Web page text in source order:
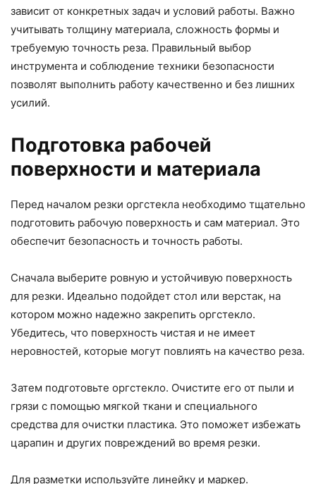
зависит от конкретных задач и условий работы. Важно
учитывать толщину материала, сложность формы и
требуемую точность реза. Правильный выбор
инструмента и соблюдение техники безопасности
позволят выполнить работу качественно и без лишних
усилий.
Подготовка рабочей
поверхности и материала
Перед началом резки оргстекла необходимо тщательно
подготовить рабочую поверхность и сам материал. Это
обеспечит безопасность и точность работы.
Сначала выберите ровную и устойчивую поверхность
для резки. Идеально подойдет стол или верстак, на
котором можно надежно закрепить оргстекло.
Убедитесь, что поверхность чистая и не имеет
неровностей, которые могут повлиять на качество реза.
Затем подготовьте оргстекло. Очистите его от пыли и
грязи с помощью мягкой ткани и специального
средства для очистки пластика. Это поможет избежать
царапин и других повреждений во время резки.
Для разметки используйте линейку и маркер.